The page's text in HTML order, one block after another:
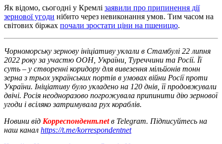
Як відомо, сьогодні у Кремлі заявили про припинення дії
зернової угоди нібито через невиконання умов. Тим часом на
світових біржах почали зростати ціни на пшеницю.
Чорноморську зернову ініціативу уклали в Стамбулі 22 липня
2022 року за участю ООН, України, Туреччини та Росії. Її
суть – у створенні коридору для вивезення мільйонів тонн
зерна з трьох українських портів в умовах війни Росії проти
України. Ініціативу було укладено на 120 днів, її продовжували
двічі. Росія неодноразово погрожувала припинити дію зернової
угоди і всіляко затримувала рух кораблів.
Новини від Корреспондент.netв Telegram. Підписуйтесь на
наш канал https://t.me/korrespondentnet